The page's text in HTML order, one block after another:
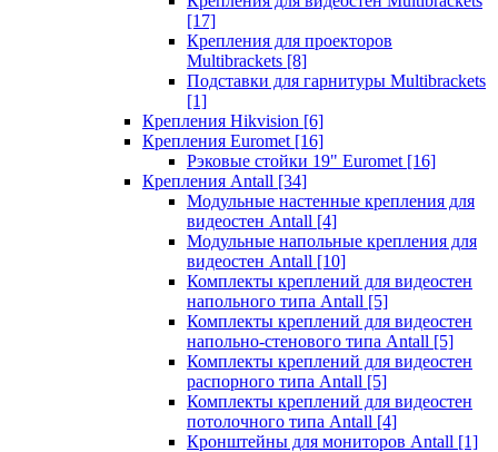
[17]
Крепления для проекторов
Multibrackets [8]
Подставки для гарнитуры Multibrackets
[1]
Крепления Hikvision [6]
Крепления Euromet [16]
Рэковые стойки 19" Euromet [16]
Крепления Antall [34]
Модульные настенные крепления для
видеостен Antall [4]
Модульные напольные крепления для
видеостен Antall [10]
Комплекты креплений для видеостен
напольного типа Antall [5]
Комплекты креплений для видеостен
напольно-стенового типа Antall [5]
Комплекты креплений для видеостен
распорного типа Antall [5]
Комплекты креплений для видеостен
потолочного типа Antall [4]
Кронштейны для мониторов Antall [1]